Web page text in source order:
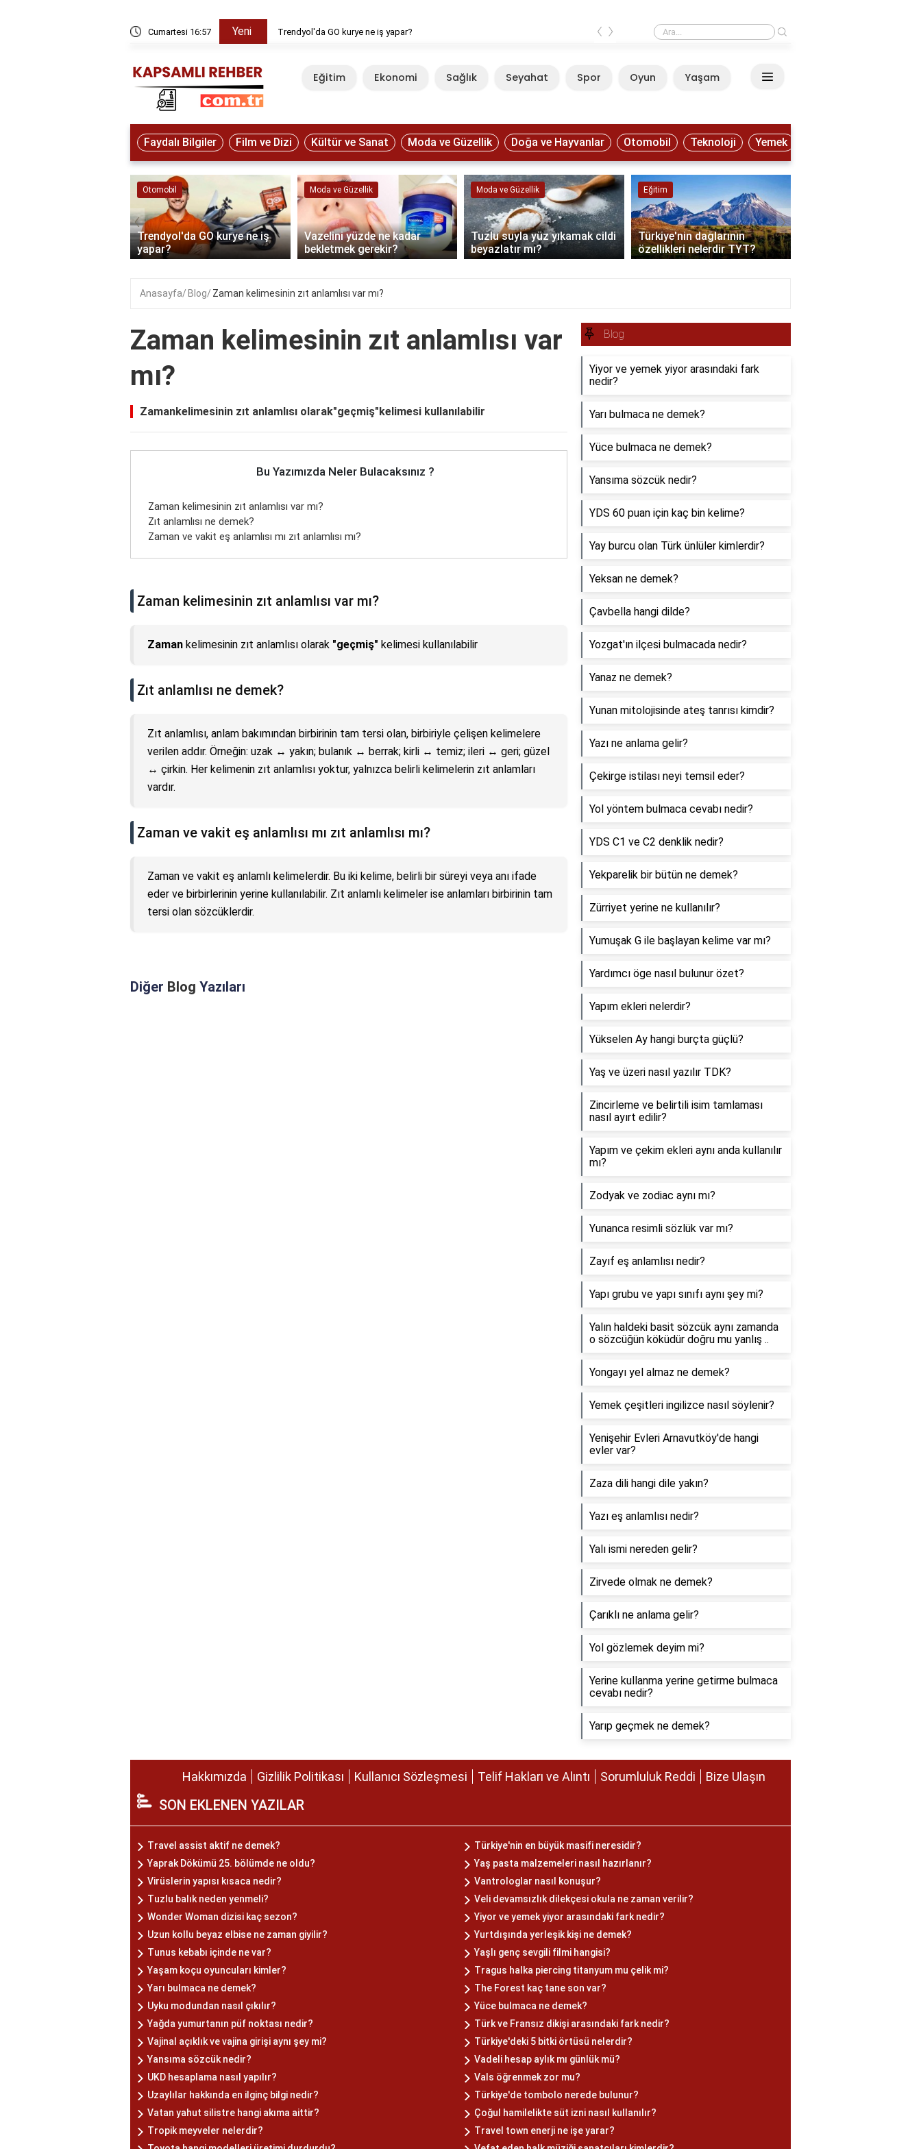
Cumartesi 16:57 Yeni Trendyol'da GO kurye ne iş yapar? Trendyol'da GO kurye ne iş yapar?
‹ ›
Eğitim Ekonomi Sağlık Seyahat Spor Oyun Yaşam
Faydalı Bilgiler Film ve Dizi Kültür ve Sanat Moda ve Güzellik Doğa ve Hayvanlar Otomobil Teknoloji Yemek
Otomobil
Trendyol'da GO kurye ne iş
yapar?
Moda ve Güzellik
Vazelini yüzde ne kadar
bekletmek gerekir?
Moda ve Güzellik
Tuzlu suyla yüz yıkamak cildi
beyazlatır mı?
Eğitim
Türkiye'nin dağlarının
özellikleri nelerdir TYT?
‹ ›
Anasayfa Blog Zaman kelimesinin zıt anlamlısı var mı?
Zaman kelimesinin zıt anlamlısı var
mı?
Zamankelimesinin zıt anlamlısı olarak"geçmiş"kelimesi kullanılabilir
Bu Yazımızda Neler Bulacaksınız ?
Zaman kelimesinin zıt anlamlısı var mı?
Zıt anlamlısı ne demek?
Zaman ve vakit eş anlamlısı mı zıt anlamlısı mı?
Zaman kelimesinin zıt anlamlısı var mı?
Zaman kelimesinin zıt anlamlısı olarak "geçmiş" kelimesi kullanılabilir
Zıt anlamlısı ne demek?
Zıt anlamlısı, anlam bakımından birbirinin tam tersi olan, birbiriyle çelişen kelimelere
verilen addır. Örneğin: uzak ↔ yakın; bulanık ↔ berrak; kirli ↔ temiz; ileri ↔ geri; güzel
↔ çirkin. Her kelimenin zıt anlamlısı yoktur, yalnızca belirli kelimelerin zıt anlamları
vardır.
Zaman ve vakit eş anlamlısı mı zıt anlamlısı mı?
Zaman ve vakit eş anlamlı kelimelerdir. Bu iki kelime, belirli bir süreyi veya anı ifade
eder ve birbirlerinin yerine kullanılabilir. Zıt anlamlı kelimeler ise anlamları birbirinin tam
tersi olan sözcüklerdir.
Diğer Blog Yazıları
Blog
Yiyor ve yemek yiyor arasındaki fark
nedir?
Yarı bulmaca ne demek?
Yüce bulmaca ne demek?
Yansıma sözcük nedir?
YDS 60 puan için kaç bin kelime?
Yay burcu olan Türk ünlüler kimlerdir?
Yeksan ne demek?
Çavbella hangi dilde?
Yozgat'ın ilçesi bulmacada nedir?
Yanaz ne demek?
Yunan mitolojisinde ateş tanrısı kimdir?
Yazı ne anlama gelir?
Çekirge istilası neyi temsil eder?
Yol yöntem bulmaca cevabı nedir?
YDS C1 ve C2 denklik nedir?
Yekparelik bir bütün ne demek?
Zürriyet yerine ne kullanılır?
Yumuşak G ile başlayan kelime var mı?
Yardımcı öge nasıl bulunur özet?
Yapım ekleri nelerdir?
Yükselen Ay hangi burçta güçlü?
Yaş ve üzeri nasıl yazılır TDK?
Zincirleme ve belirtili isim tamlaması
nasıl ayırt edilir?
Yapım ve çekim ekleri aynı anda kullanılır
mı?
Zodyak ve zodiac aynı mı?
Yunanca resimli sözlük var mı?
Zayıf eş anlamlısı nedir?
Yapı grubu ve yapı sınıfı aynı şey mi?
Yalın haldeki basit sözcük aynı zamanda
o sözcüğün köküdür doğru mu yanlış ..
Yongayı yel almaz ne demek?
Yemek çeşitleri ingilizce nasıl söylenir?
Yenişehir Evleri Arnavutköy'de hangi
evler var?
Zaza dili hangi dile yakın?
Yazı eş anlamlısı nedir?
Yalı ismi nereden gelir?
Zirvede olmak ne demek?
Çarıklı ne anlama gelir?
Yol gözlemek deyim mi?
Yerine kullanma yerine getirme bulmaca
cevabı nedir?
Yarıp geçmek ne demek?
Hakkımızda Gizlilik Politikası Kullanıcı Sözleşmesi Telif Hakları ve Alıntı Sorumluluk Reddi Bize Ulaşın
SON EKLENEN YAZILAR
Travel assist aktif ne demek?
Türkiye'nin en büyük masifi neresidir?
Yaprak Dökümü 25. bölümde ne oldu?
Yaş pasta malzemeleri nasıl hazırlanır?
Virüslerin yapısı kısaca nedir?
Vantrologlar nasıl konuşur?
Tuzlu balık neden yenmeli?
Veli devamsızlık dilekçesi okula ne zaman verilir?
Wonder Woman dizisi kaç sezon?
Yiyor ve yemek yiyor arasındaki fark nedir?
Uzun kollu beyaz elbise ne zaman giyilir?
Yurtdışında yerleşik kişi ne demek?
Tunus kebabı içinde ne var?
Yaşlı genç sevgili filmi hangisi?
Yaşam koçu oyuncuları kimler?
Tragus halka piercing titanyum mu çelik mi?
Yarı bulmaca ne demek?
The Forest kaç tane son var?
Uyku modundan nasıl çıkılır?
Yüce bulmaca ne demek?
Yağda yumurtanın püf noktası nedir?
Türk ve Fransız dikişi arasındaki fark nedir?
Vajinal açıklık ve vajina girişi aynı şey mi?
Türkiye'deki 5 bitki örtüsü nelerdir?
Yansıma sözcük nedir?
Vadeli hesap aylık mı günlük mü?
UKD hesaplama nasıl yapılır?
Vals öğrenmek zor mu?
Uzaylılar hakkında en ilginç bilgi nedir?
Türkiye'de tombolo nerede bulunur?
Vatan yahut silistre hangi akıma aittir?
Çoğul hamilelikte süt izni nasıl kullanılır?
Tropik meyveler nelerdir?
Travel town enerji ne işe yarar?